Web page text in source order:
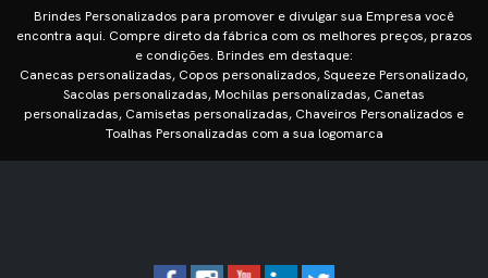
Brindes Personalizados para promover e divulgar sua Empresa você
encontra aqui. Compre direto da fábrica com os melhores preços, prazos
e condições. Brindes em destaque:
Canecas personalizadas, Copos personalizados, Squeeze Personalizado,
Sacolas personalizadas, Mochilas personalizadas, Canetas
personalizadas, Camisetas personalizadas, Chaveiros Personalizados e
Toalhas Personalizadas com a sua logomarca